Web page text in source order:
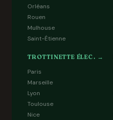
Orléans
Rouen
Mulhouse
Saint-Étienne
TROTTINETTE ÉLEC. →
Paris
Marseille
Lyon
Toulouse
Nice